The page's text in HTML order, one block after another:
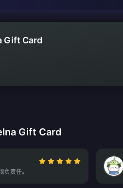
Gift Card
Gift Card
负责任。